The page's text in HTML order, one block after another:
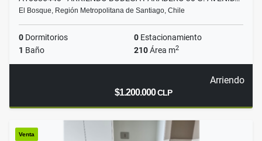
El Bosque, Región Metropolitana de Santiago, Chile
0 Dormitorios 0 Estacionamiento
1 Baño 210Área m2
Arriendo
$1.200.000CLP
Venta